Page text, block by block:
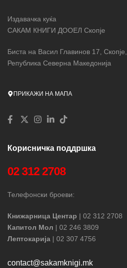
Издавачка куќа
САКАМ КНИГИ ДООЕЛ Скопје
Биста на Васил Главинов 17, Скопје,
Република Северна Македонија
ПРИКАЖИ НА МАПА
Корисничка поддршка
02 312 2708
Телефонски броеви:
Книжарница Центар | 02 312 2708
Капитол Мол | 02 246 3809
Лептокарија | 02 307 4756
contact@sakamknigi.mk